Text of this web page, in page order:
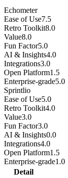
Echometer
Ease of Use7.5
Retro Toolkit8.0
Value8.0
Fun Factor5.0
AI & Insights4.0
Integrations3.0
Open Platform1.5
Enterprise-grade5.0
Sprintlio
Ease of Use5.0
Retro Toolkit4.0
Value3.0
Fun Factor3.0
AI & Insights0.0
Integrations4.0
Open Platform1.5
Enterprise-grade1.0
Detail